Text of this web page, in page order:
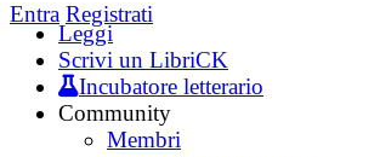
Entra Registrati
Leggi
Scrivi un LibriCK
Incubatore letterario
Community
Membri